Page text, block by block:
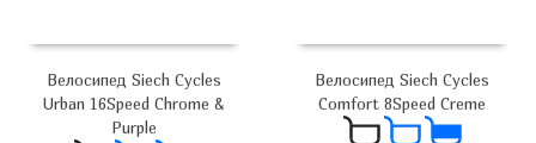
Велосипед Siech Cycles
Urban 16Speed Chrome &
Purple
Велосипед Siech Cycles
Comfort 8Speed Creme